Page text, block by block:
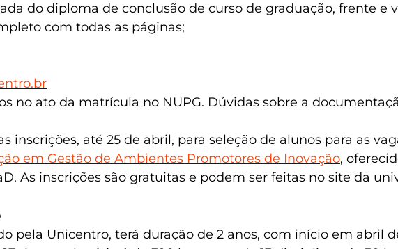
do diploma de conclusão de curso de graduação, frente e
com todas as páginas;
no ato da matrícula no NUPG. Dúvidas sobre a
inscrições, até 25 de abril, para seleção de alunos para as
em Gestão de Ambientes Promotores de Inovação,
As inscrições são gratuitas e podem ser feitas no site da
pela Unicentro, terá duração de 2 anos, com início em abril